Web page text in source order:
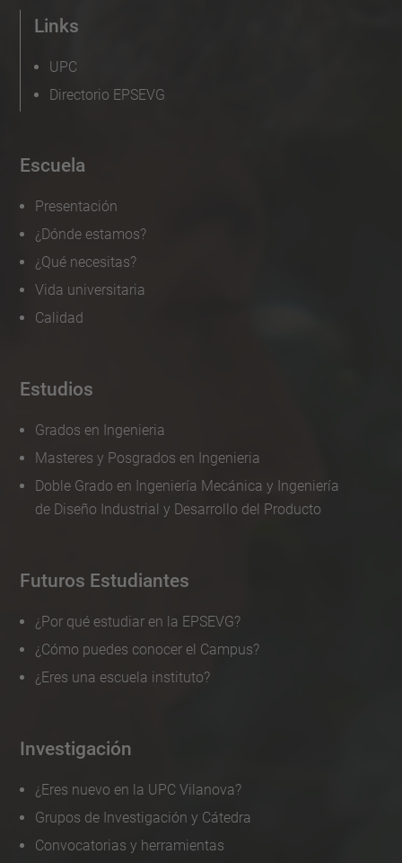
Escuela
Presentación
¿Dónde estamos?
¿Qué necesitas?
Vida universitaria
Calidad
Estudios
Grados en Ingenieria
Masteres y Posgrados en Ingenieria
Doble Grado en Ingeniería Mecánica y Ingeniería
de Diseño Industrial y Desarrollo del Producto
Futuros Estudiantes
¿Por qué estudiar en la EPSEVG?
¿Cómo puedes conocer el Campus?
¿Eres una escuela instituto?
Investigación
¿Eres nuevo en la UPC Vilanova?
Grupos de Investigación y Cátedra
Convocatorias y herramientas
Links
UPC
Directorio EPSEVG